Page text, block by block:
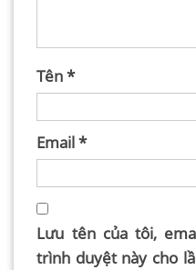
Tên*
Email*
Lưu tên của tôi,
trình duyệt này cho